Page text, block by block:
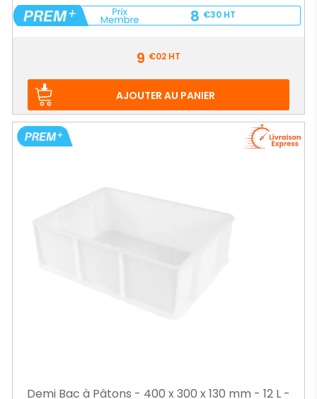
8 €30 HT
9 €02 HT
AJOUTER AU PANIER
Demi Bac à Pâtons - 400 x 300 x 130 mm - 12 L -